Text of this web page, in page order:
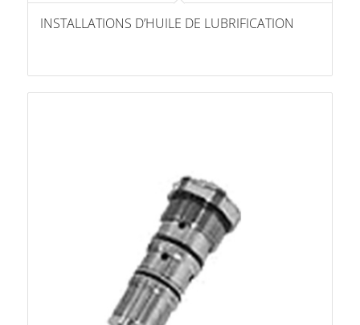
INSTALLATIONS D’HUILE DE LUBRIFICATION